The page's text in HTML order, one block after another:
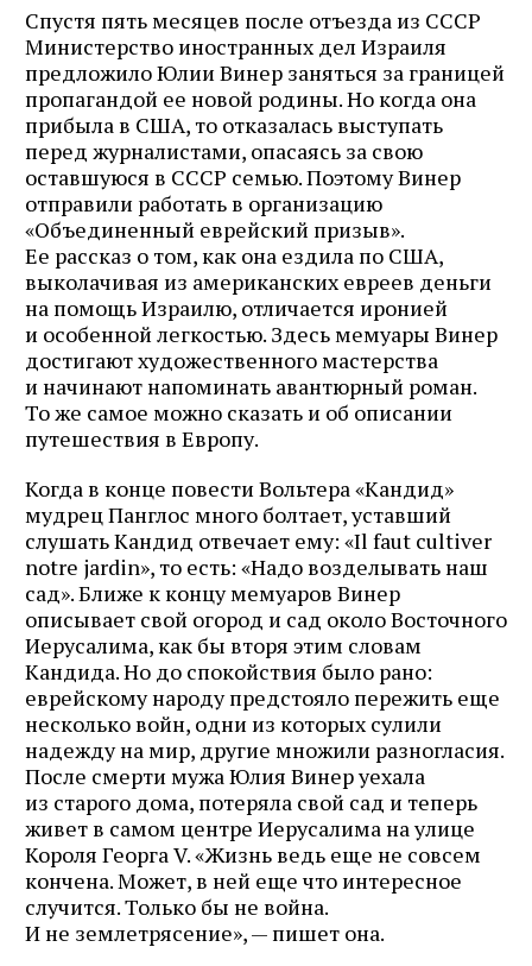
Спустя пять месяцев после отъезда из СССР
Министерство иностранных дел Израиля
предложило Юлии Винер заняться за границей
пропагандой ее новой родины. Но когда она
прибыла в США, то отказалась выступать
перед журналистами, опасаясь за свою
оставшуюся в СССР семью. Поэтому Винер
отправили работать в организацию
«Объединенный еврейский призыв».
Ее рассказ о том, как она ездила по США,
выколачивая из американских евреев деньги
на помощь Израилю, отличается иронией
и особенной легкостью. Здесь мемуары Винер
достигают художественного мастерства
и начинают напоминать авантюрный роман.
То же самое можно сказать и об описании
путешествия в Европу.
Когда в конце повести Вольтера «Кандид»
мудрец Панглос много болтает, уставший
слушать Кандид отвечает ему: «Il faut cultiver
notre jardin», то есть: «Надо возделывать наш
сад». Ближе к концу мемуаров Винер
описывает свой огород и сад около Восточного
Иерусалима, как бы вторя этим словам
Кандида. Но до спокойствия было рано:
еврейскому народу предстояло пережить еще
несколько войн, одни из которых сулили
надежду на мир, другие множили разногласия.
После смерти мужа Юлия Винер уехала
из старого дома, потеряла свой сад и теперь
живет в самом центре Иерусалима на улице
Короля Георга V. «Жизнь ведь еще не совсем
кончена. Может, в ней еще что интересное
случится. Только бы не война.
И не землетрясение», — пишет она.